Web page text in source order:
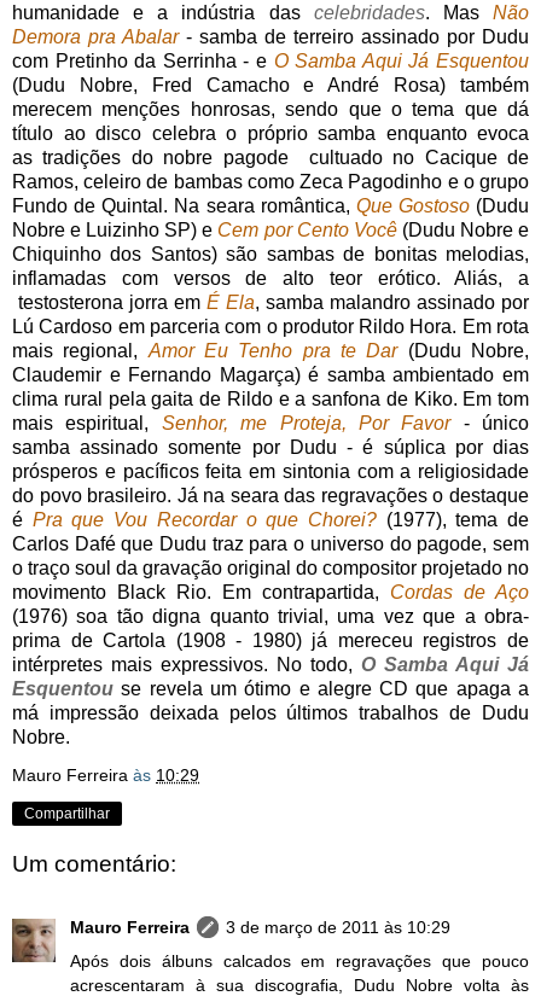
humanidade e a indústria das celebridades. MasNão
Demora pra Abalar- samba de terreiro assinado por Dudu
com Pretinho da Serrinha - e O Samba Aqui Já Esquentou
(Dudu Nobre, Fred Camacho e André Rosa) também
merecem menções honrosas, sendo que o tema que dá
título ao disco celebra o próprio samba enquanto evoca
as tradições do nobre pagode cultuado no Cacique de
Ramos, celeiro de bambas como Zeca Pagodinho e o grupo
Fundo de Quintal. Na seara romântica, Que Gostoso(Dudu
Nobre e Luizinho SP) e Cem por Cento Você(Dudu Nobre e
Chiquinho dos Santos) são sambas de bonitas melodias,
inflamadas com versos de alto teor erótico. Aliás, a
testosterona jorra em É Ela, samba malandro assinado por
Lú Cardoso em parceria com o produtor Rildo Hora. Em rota
mais regional, Amor Eu Tenho pra te Dar(Dudu Nobre,
Claudemir e Fernando Magarça) é samba ambientado em
clima rural pela gaita de Rildo e a sanfona de Kiko. Em tom
mais espiritual, Senhor, me Proteja, Por Favor- único
samba assinado somente por Dudu - é súplica por dias
prósperos e pacíficos feita em sintonia com a religiosidade
do povo brasileiro. Já na seara das regravações o destaque
é Pra que Vou Recordar o que Chorei?(1977), tema de
Carlos Dafé que Dudu traz para o universo do pagode, sem
o traço soul da gravação original do compositor projetado no
movimento Black Rio. Em contrapartida, Cordas de Aço
(1976) soa tão digna quanto trivial, uma vez que a obra-
prima de Cartola (1908 - 1980) já mereceu registros de
intérpretes mais expressivos. No todo, O Samba Aqui Já
Esquentou se revela um ótimo e alegre CD que apaga a
má impressão deixada pelos últimos trabalhos de Dudu
Nobre.
Mauro Ferreira às 10:29
Compartilhar
Um comentário:
Mauro Ferreira
3 de março de 2011 às 10:29
Após dois álbuns calcados em regravações que pouco
acrescentaram à sua discografia, Dudu Nobre volta às